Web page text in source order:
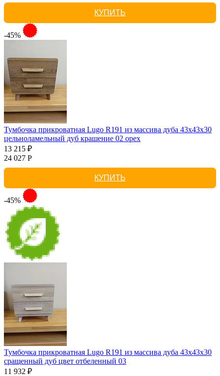
КУПИТЬ
-45%
Тумбочка прикроватная Lugo R191 из массива дуба 43х43х30
цельноламельный дуб крашение 02 орех
13 215 ₽
24 027 Р
КУПИТЬ
-45%
Тумбочка прикроватная Lugo R191 из массива дуба 43х43х30
сращенный дуб цвет отбеленный 03
11 932 ₽